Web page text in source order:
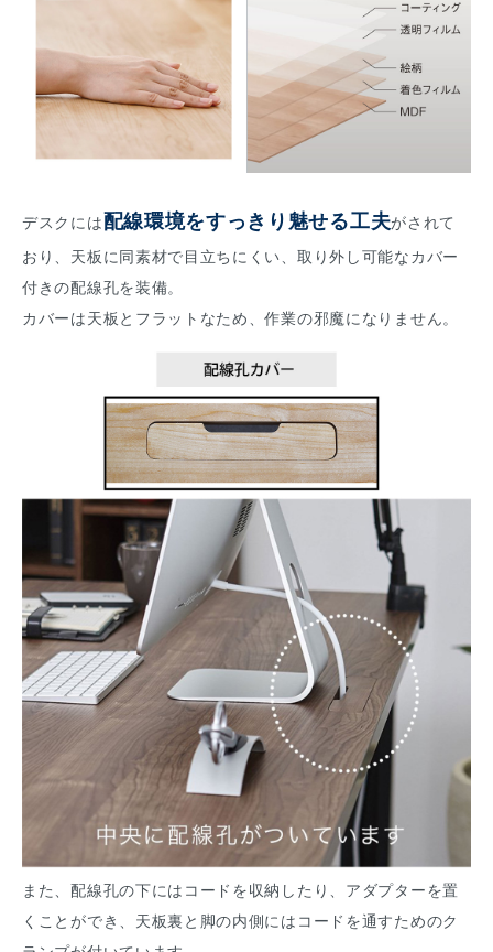
デスクには配線環境をすっきり魅せる工夫がされて
おり、天板に同素材で目立ちにくい、取り外し可能なカバー
付きの配線孔を装備。
カバーは天板とフラットなため、作業の邪魔になりません。
また、配線孔の下にはコードを収納したり、アダプターを置
くことができ、天板裏と脚の内側にはコードを通すためのク